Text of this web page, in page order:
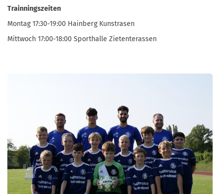
Trainningszeiten
Montag 17:30-19:00 Hainberg Kunstrasen
Mittwoch 17:00-18:00 Sporthalle Zietenterassen